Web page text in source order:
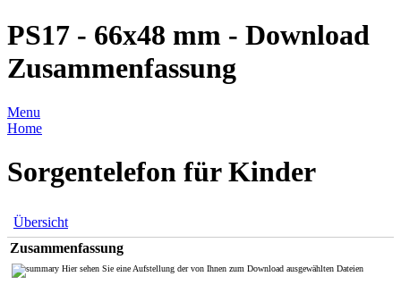
PS17 - 66x48 mm - Download
Zusammenfassung
Menu
Home
Sorgentelefon für Kinder
Übersicht
Zusammenfassung
Hier sehen Sie eine Aufstellung der von Ihnen zum Download ausgewählten Dateien